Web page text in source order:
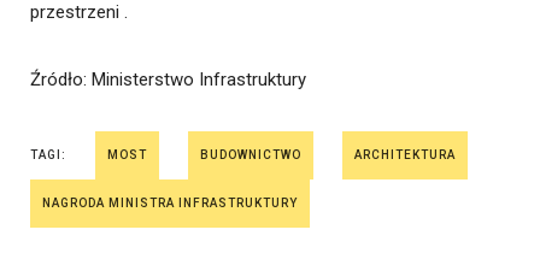
przestrzeni .
Źródło: Ministerstwo Infrastruktury
TAGI: MOST BUDOWNICTWO ARCHITEKTURA
NAGRODA MINISTRA INFRASTRUKTURY